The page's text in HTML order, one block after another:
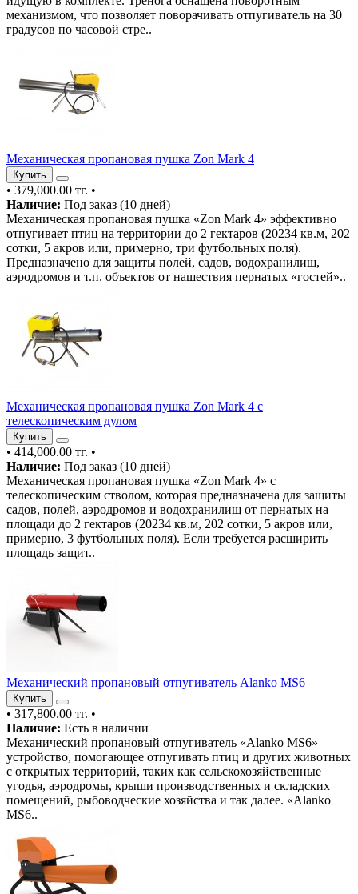
механизмом, что позволяет поворачивать отпугиватель на 30
градусов по часовой стре..
Механическая пропановая пушка Zon Mark 4
Купить
• 379,000.00 тг. •
Наличие: Под заказ (10 дней)
Механическая пропановая пушка «Zon Mark 4» эффективно
отпугивает птиц на территории до 2 гектаров (20234 кв.м, 202
сотки, 5 акров или, примерно, три футбольных поля).
Предназначено для защиты полей, садов, водохранилищ,
аэродромов и т.п. объектов от нашествия пернатых «гостей»..
Механическая пропановая пушка Zon Mark 4 с
телескопическим дулом
Купить
• 414,000.00 тг. •
Наличие: Под заказ (10 дней)
Механическая пропановая пушка «Zon Mark 4» с
телескопическим стволом, которая предназначена для защиты
садов, полей, аэродромов и водохранилищ от пернатых на
площади до 2 гектаров (20234 кв.м, 202 сотки, 5 акров или,
примерно, 3 футбольных поля). Если требуется расширить
площадь защит..
Механический пропановый отпугиватель Alanko MS6
Купить
• 317,800.00 тг. •
Наличие: Есть в наличии
Механический пропановый отпугиватель «Alanko MS6» —
устройство, помогающее отпугивать птиц и других животных
с открытых территорий, таких как сельскохозяйственные
угодья, аэродромы, крыши производственных и складских
помещений, рыбоводческие хозяйства и так далее. «Alanko
MS6..